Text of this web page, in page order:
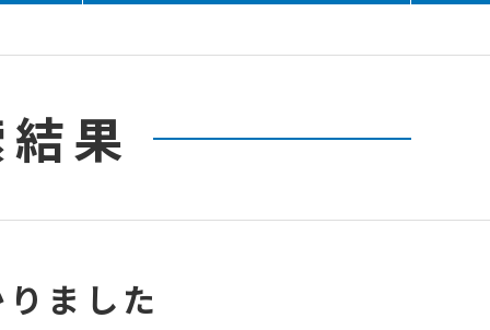
果
ました